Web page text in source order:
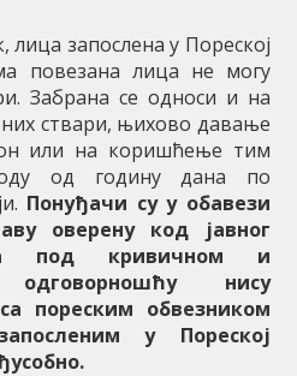
лица запослена у Пореској
повезана лица не могу
Забрана се односи и на
ствари, њихово давање
или на коришћење тим
од годину дана по
Понуђачи су у обавези
оверену код јавног
под кривичном и
одговорношћу нису
пореским обвезником
у Пореској